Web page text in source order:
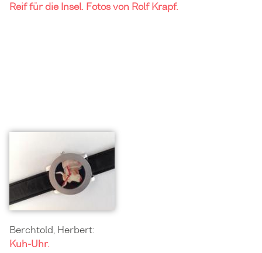
Reif für die Insel. Fotos von Rolf Krapf.
Berchtold, Herbert:
Kuh-Uhr.